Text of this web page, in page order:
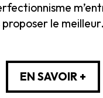
le meilleur.
EN SAVOIR +